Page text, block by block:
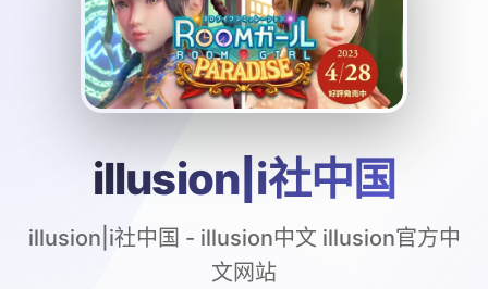
illusion|i社中国
illusion|i社中国 - illusion中文 illusion官方中
文网站